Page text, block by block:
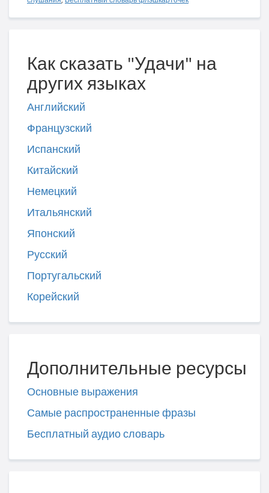
Как сказать "Удачи" на
других языках
Английский
Французский
Испанский
Китайский
Немецкий
Итальянский
Японский
Русский
Португальский
Корейский
Дополнительные ресурсы
Основные выражения
Самые распространенные фразы
Бесплатный аудио словарь